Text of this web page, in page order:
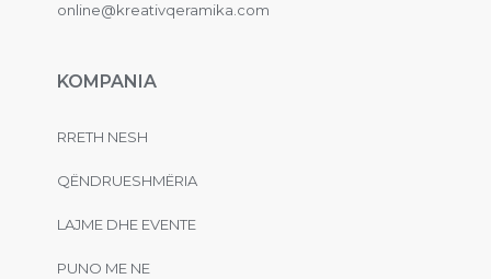
online@kreativqeramika.com
KOMPANIA
RRETH NESH
QËNDRUESHMËRIA
LAJME DHE EVENTE
PUNO ME NE